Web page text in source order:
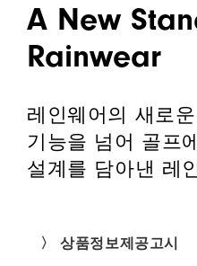
A New
Rainwear
레인웨어의 새로
기능을 넘어 골프
설계를 담아낸 레
〉 상품정보제공고시